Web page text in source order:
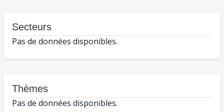
Secteurs
Pas de données disponibles.
Thèmes
Pas de données disponibles.